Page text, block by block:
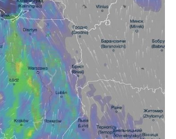
pewnością nie będzie
pogody, której oczekujemy
zjawiska atmosferyczne za
Niewykluczone, że
szkody.19. dzień maja
przeważającej części kraju, z
Spodziewane są również